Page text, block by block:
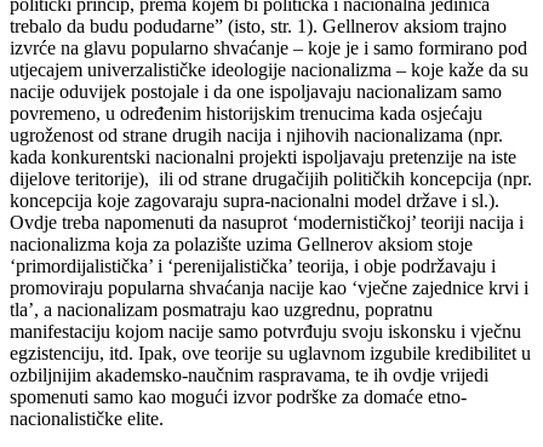
trebalo da budu podudarne” (isto, str. 1). Gellnerov aksiom trajno
izvrće na glavu popularno shvaćanje – koje je i samo formirano pod
utjecajem univerzalističke ideologije nacionalizma – koje kaže da su
nacije oduvijek postojale i da one ispoljavaju nacionalizam samo
povremeno, u određenim historijskim trenucima kada osjećaju
ugroženost od strane drugih nacija i njihovih nacionalizama (npr.
kada konkurentski nacionalni projekti ispoljavaju pretenzije na iste
dijelove teritorije), ili od strane drugačijih političkih koncepcija (npr.
koncepcija koje zagovaraju supra-nacionalni model države i sl.).
Ovdje treba napomenuti da nasuprot ‘modernističkoj’ teoriji nacija i
nacionalizma koja za polazište uzima Gellnerov aksiom stoje
‘primordijalistička’ i ‘perenijalistička’ teorija, i obje podržavaju i
promoviraju popularna shvaćanja nacije kao ‘vječne zajednice krvi i
tla’, a nacionalizam posmatraju kao uzgrednu, popratnu
manifestaciju kojom nacije samo potvrđuju svoju iskonsku i vječnu
egzistenciju, itd. Ipak, ove teorije su uglavnom izgubile kredibilitet u
ozbiljnijim akademsko-naučnim raspravama, te ih ovdje vrijedi
spomenuti samo kao mogući izvor podrške za domaće etno-
nacionalističke elite.